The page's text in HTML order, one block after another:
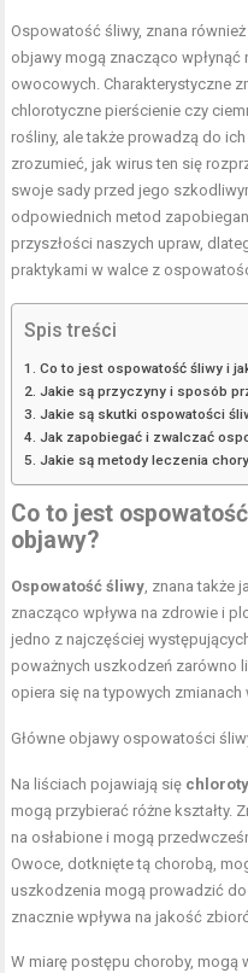
Ospowatość śliwy, znana
objawy mogą znacząco
owocowych. Charakterystyczne
chlorotyczne pierścienie czy
rośliny, ale także prowadzą do
zrozumieć, jak wirus ten się
swoje sady przed jego
odpowiednich metod
przyszłości naszych upraw,
praktykami w walce z
Spis treści
Co to jest ospowatość śliwy i
Jakie są przyczyny i sposób
Jakie są skutki ospowatości
Jak zapobiegać i zwalczać
Jakie są metody leczenia
Co to jest
objawy?
Ospowatość śliwy, znana także
znacząco wpływa na zdrowie i
jedno z najczęściej
poważnych uszkodzeń zarówno
opiera się na typowych
Główne objawy ospowatości
Na liściach pojawiają się
mogą przybierać różne kształty.
na osłabione i mogą
Owoce, dotknięte tą chorobą,
uszkodzenia mogą prowadzić
znacznie wpływa na jakość
W miarę postępu choroby, mogą